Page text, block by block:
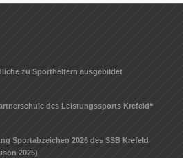
zu Sporthelfern ausgebildet
des Leistungssports Krefeld“
Sportabzeichen 2026 des SSB Krefeld
2025)